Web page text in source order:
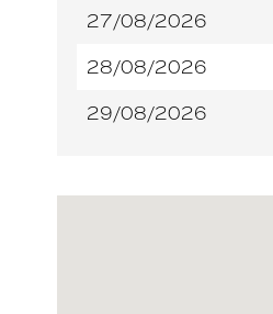
27/08/2026
28/08/2026
29/08/2026